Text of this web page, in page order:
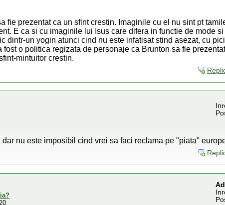
fie prezentat ca un sfint crestin. Imaginile cu el nu sint pt
E ca si cu imaginile lui Isus care difera in functie de mode
dintr-un yogin atunci cind nu este infatisat stind asezat, cu
fost o politica regizata de personaje ca Brunton sa fie
mintuitor crestin.
dar nu este imposibil cind vrei sa faci reclama pe "piata"